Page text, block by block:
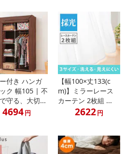
受けできません。
認いただき、お届けする商品セット
お申し込みください。
ーアル（成分など含む）等により、
コードなど、お届け商品と多少異な
産地表示制度]の経過措置期間の終
原産国・原材料の表記が旧表記の場
でお申込みください。なお、本理由
・返品交換は対応いたしかねます。
付き ハンガ
ク 幅105 | 不
守る、大切...
4694円
【幅100×丈133(c
m)】ミラーレース
カーテン 2枚組 ...
2622円